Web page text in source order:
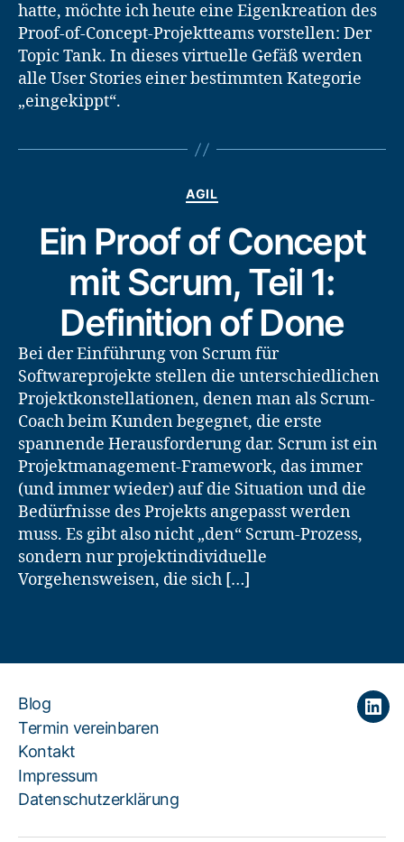
hatte, möchte ich heute eine Eigenkreation des
Proof-of-Concept-Projektteams vorstellen: Der
Topic Tank. In dieses virtuelle Gefäß werden
alle User Stories einer bestimmten Kategorie
„eingekippt“.
Kategorien
AGIL
Ein Proof of Concept
mit Scrum, Teil 1:
Definition of Done
Bei der Einführung von Scrum für
Softwareprojekte stellen die unterschiedlichen
Projektkonstellationen, denen man als Scrum-
Coach beim Kunden begegnet, die erste
spannende Herausforderung dar. Scrum ist ein
Projektmanagement-Framework, das immer
(und immer wieder) auf die Situation und die
Bedürfnisse des Projekts angepasst werden
muss. Es gibt also nicht „den“ Scrum-Prozess,
sondern nur projektindividuelle
Vorgehensweisen, die sich […]
Blog
Termin vereinbaren
Kontakt
Impressum
Datenschutzerklärung